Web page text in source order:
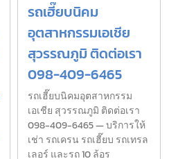
รถเฮี๊ยบนิคม
อุตสาหกรรมเอเชีย
สุวรรณภูมิ ติดต่อเรา
098-409-6465
รถเฮี๊ยบนิคมอุตสาหกรรม
เอเชีย สุวรรณภูมิ ติดต่อเรา
098-409-6465 — บริการให้
เช่า รถเครน รถเฮี๊ยบ รถเทรล
เลอร์ และรถ 10 ล้อร